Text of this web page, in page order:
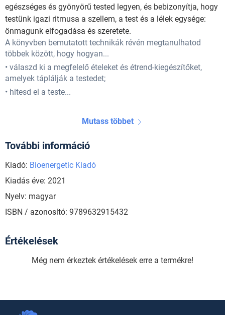
egészséges és gyönyörű tested legyen, és bebizonyítja, hogy
testünk igazi ritmusa a szellem, a test és a lélek egysége:
önmagunk elfogadása és szeretete.
A könyvben bemutatott technikák révén megtanulhatod
többek között, hogy hogyan...
• válaszd ki a megfelelő ételeket és étrend-kiegészítőket,
amelyek táplálják a testedet;
• hitesd el a teste...
Mutass többet
További információ
Kiadó: Bioenergetic Kiadó
Kiadás éve: 2021
Nyelv: magyar
ISBN / azonosító: 9789632915432
Értékelések
Még nem érkeztek értékelések erre a termékre!